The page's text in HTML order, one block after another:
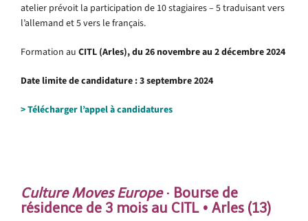
atelier prévoit la participation de 10 stagiaires – 5 traduisant vers
l’allemand et 5 vers le français.
Formation au CITL (Arles), du 26 novembre au 2 décembre 2024
Date limite de candidature : 3 septembre 2024
> Télécharger l’appel à candidatures
Culture Moves Europe· Bourse de
résidence de 3 mois au CITL • Arles (13)